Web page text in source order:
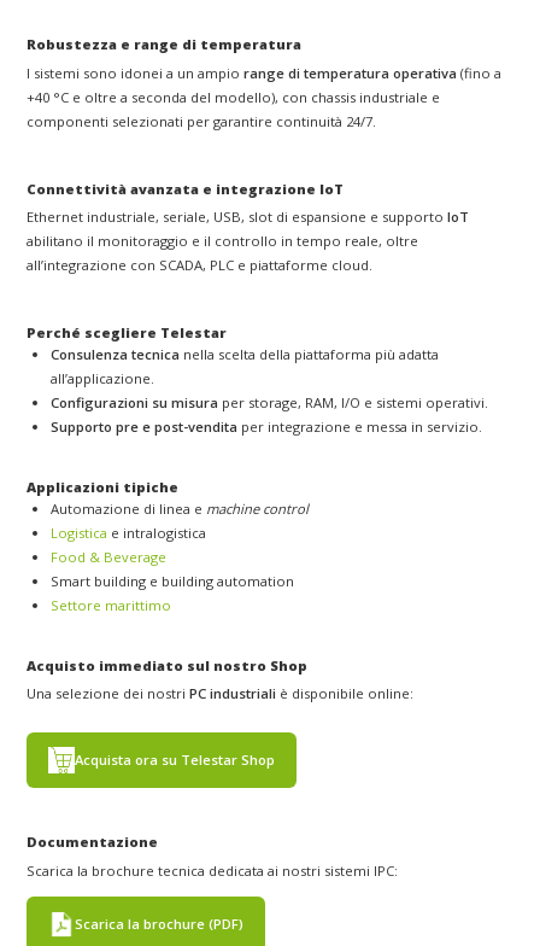
Robustezza e range di temperatura
I sistemi sono idonei a un ampiorange di temperatura operativa (fino a
+40 °C e oltre a seconda del modello), con chassis industriale e
componenti selezionati per garantire continuità 24/7.
Connettività avanzata e integrazione IoT
Ethernet industriale, seriale, USB, slot di espansione e supportoIoT
abilitano il monitoraggio e il controllo in tempo reale, oltre
all’integrazione con SCADA, PLC e piattaforme cloud.
Perché scegliere Telestar
Consulenza tecnica nella scelta della piattaforma più adatta
all’applicazione.
Configurazioni su misura per storage, RAM, I/O e sistemi operativi.
Supporto pre e post-vendita per integrazione e messa in servizio.
Applicazioni tipiche
Automazione di linea e machine control
Logistica e intralogistica
Food & Beverage
Smart building e building automation
Settore marittimo
Acquisto immediato sul nostro Shop
Una selezione dei nostriPC industriali è disponibile online:
Acquista ora su Telestar Shop
Documentazione
Scarica la brochure tecnica dedicata ai nostri sistemi IPC:
Scarica la brochure (PDF)